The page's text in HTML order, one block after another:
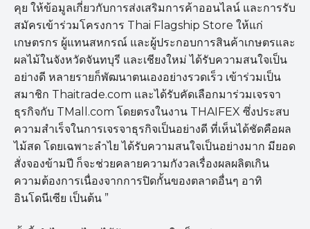
คุย ให้ข้อมูลเกี่ยวกับการส่งเสริมการค้าออนไลน์ และการรับ
สมัครเข้าร่วมโครงการ Thai Flagship Store ให้แก่
เกษตรกร ผู้แทนสหกรณ์ และผู้ประกอบการสินค้าเกษตรและ
ผลไม้ในจังหวัดจันทบุรี และเชียงใหม่ ได้รับความสนใจเป็น
อย่างดี หลายรายก็พัฒนาตนเองอย่างรวดเร็ว เข้าร่วมเป็น
สมาชิก Thaitrade.com และได้รับคัดเลือกมาร่วมเจรจา
ธุรกิจกับ TMall.com โดยตรงในงาน THAIFEX ซึ่งประสบ
ความสำเร็จในการเจรจาธุรกิจเป็นอย่างดี ที่เห็นได้ชัดคือผล
ไม้สด โดยเฉพาะลำไย ได้รับความสนใจเป็นอย่างมาก มียอด
สั่งจองข้ามปี ก็จะช่วยคลายความกังวลเรื่องผลผลิตเกิน
ความต้องการเนื่องจากการปิดกั้นของตลาดอื่นๆ อาทิ
อินโดนีเซีย เป็นต้น ”